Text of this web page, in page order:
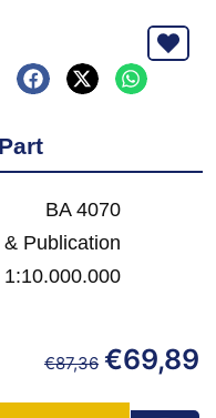
BA 4070
Publication
1:10.000.000
€87,36 €69,89